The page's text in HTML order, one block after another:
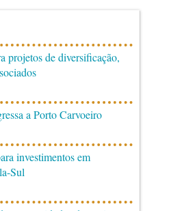
projetos de diversificação,
a Porto Carvoeiro
investimentos em
Sul